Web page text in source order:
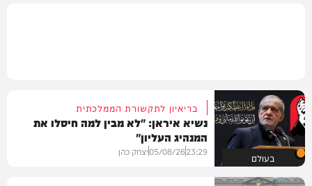
בעולם
בריאיון לתקשורת הממלכתית
נשיא איראן: "לא מבין למה חיסלו את
המנהיג העליון"
23:29
05/08/26יצחק כהן